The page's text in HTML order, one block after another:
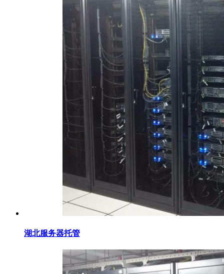
湖北服务器托管